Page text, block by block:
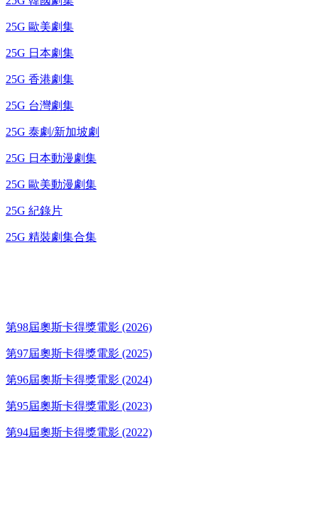
25G 歐美劇集
25G 日本劇集
25G 香港劇集
25G 台灣劇集
25G 泰劇/新加坡劇
25G 日本動漫劇集
25G 歐美動漫劇集
25G 紀錄片
25G 精裝劇集合集
第98屆奧斯卡得獎電影 (2026)
第97屆奧斯卡得獎電影 (2025)
第96屆奧斯卡得獎電影 (2024)
第95屆奧斯卡得獎電影 (2023)
第94屆奧斯卡得獎電影 (2022)